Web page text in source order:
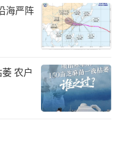
海严阵
农户